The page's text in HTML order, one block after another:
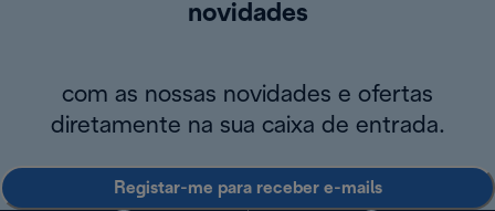
novidades
com as nossas novidades e ofertas
diretamente na sua caixa de entrada.
Registar-me para receber e-mails